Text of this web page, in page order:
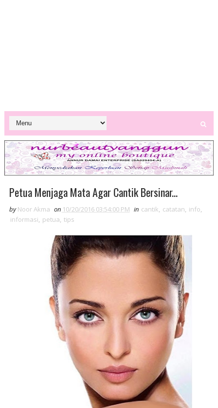
Petua Menjaga Mata Agar Cantik Bersinar...
by Noor Akma on 10/20/2016 03:54:00 PM in cantik, catatan, info,
informasi, petua, tips